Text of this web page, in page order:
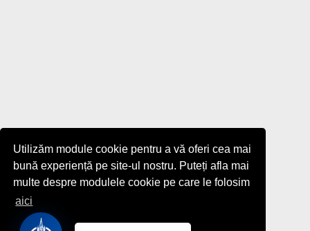
Utilizăm module cookie pentru a vă oferi cea mai
bună experiență pe site-ul nostru. Puteți afla mai
multe despre modulele cookie pe care le folosim
aici